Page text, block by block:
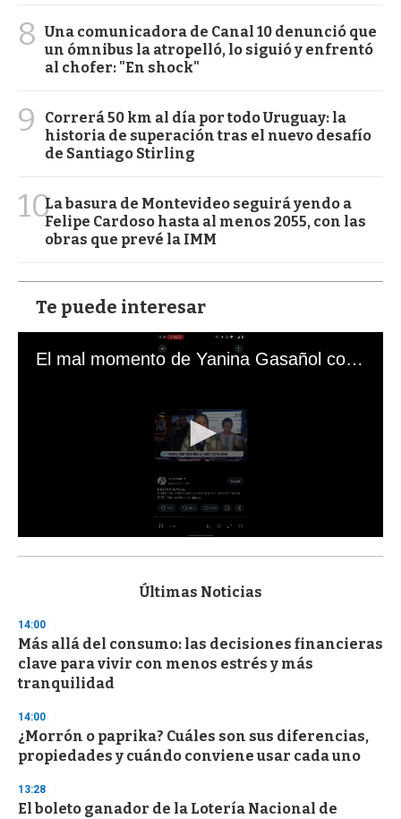
8 Una comunicadora de Canal 10 denunció que
un ómnibus la atropelló, lo siguió y enfrentó
al chofer: "En shock"
9
Correrá 50 km al día por todo Uruguay: la
historia de superación tras el nuevo desafío
de Santiago Stirling
10La basura de Montevideo seguirá yendo a
Felipe Cardoso hasta al menos 2055, con las
obras que prevé la IMM
Te puede interesar
El mal momento de Yanina Gasañol con un hincha argentino en "Subrayado"
s
d
s
o
f
3
s
c
o
d
s
Últimas Noticias
14:00
Más allá del consumo: las decisiones financieras
clave para vivir con menos estrés y más
tranquilidad
14:00
¿Morrón o paprika? Cuáles son sus diferencias,
propiedades y cuándo conviene usar cada uno
13:28
El boleto ganador de la Lotería Nacional de